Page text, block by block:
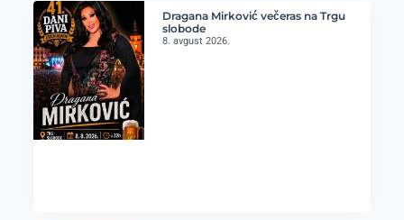
Dragana Mirković večeras na Trgu
slobode
8. avgust 2026.